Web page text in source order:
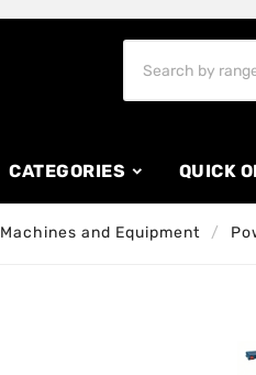
CATEGORIES QUICK
Machines and Equipment